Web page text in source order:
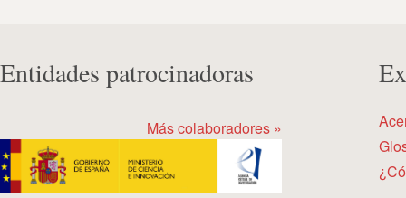
Entidades patrocinadoras
Más colaboradores »